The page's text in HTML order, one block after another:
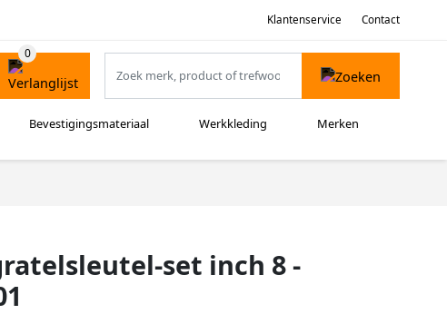
Klantenservice Contact
Bevestigingsmateriaal Werkkleding Merken
set inch 8 -